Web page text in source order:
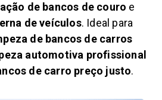
de bancos de couro e
de veículos. Ideal para
de bancos de carros
automotiva profissional
de carro preço justo.